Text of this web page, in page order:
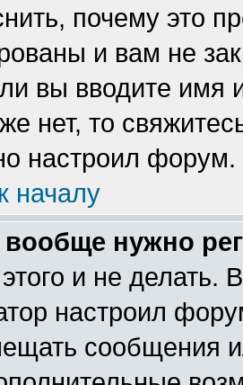
почему это
и вам не
вы вводите
нет, то
настроил форум.
началу
нужно
и не делать.
настроил
сообщения